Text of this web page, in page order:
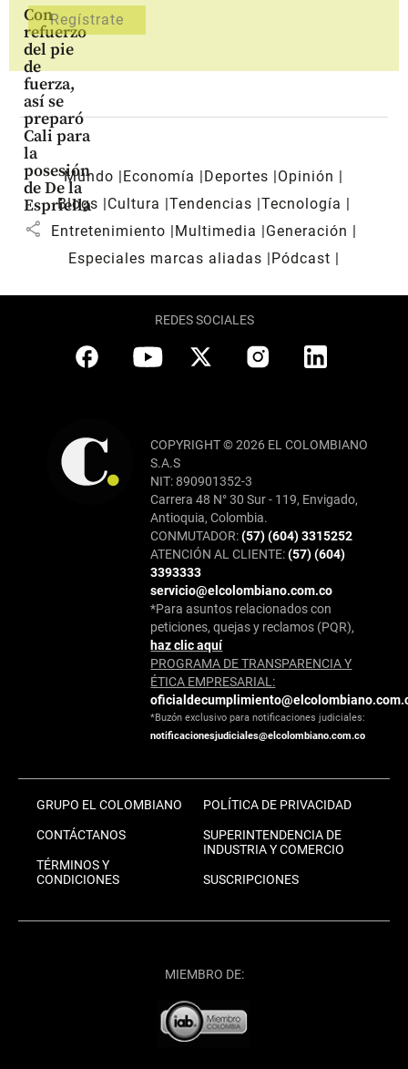
Con
refuerzo
del pie
de
fuerza,
así se
preparó
Cali para
la
posesión
de De la
Espriella
share
Mundo Economía Deportes
Opinión
Blogs
Cultura Tendencias Tecnología
Entretenimiento
Multimedia
Generación
Especiales marcas aliadas
Pódcast
REDES SOCIALES
COPYRIGHT © 2026 EL COLOMBIANO
S.A.S
NIT: 890901352-3
Carrera 48 N° 30 Sur - 119, Envigado,
Antioquia, Colombia.
CONMUTADOR:(57) (604) 3315252
ATENCIÓN AL CLIENTE:(57) (604)
3393333
servicio@elcolombiano.com.co
*Para asuntos relacionados con
peticiones, quejas y reclamos (PQR),
haz clic aquí
PROGRAMA DE TRANSPARENCIA Y
ÉTICA EMPRESARIAL:
*Buzón exclusivo para notificaciones judiciales:
notificacionesjudiciales@elcolombiano.com.co
GRUPO EL COLOMBIANO
CONTÁCTANOS
TÉRMINOS Y
CONDICIONES
POLÍTICA DE PRIVACIDAD
SUPERINTENDENCIA DE
INDUSTRIA Y COMERCIO
SUSCRIPCIONES
MIEMBRO DE: